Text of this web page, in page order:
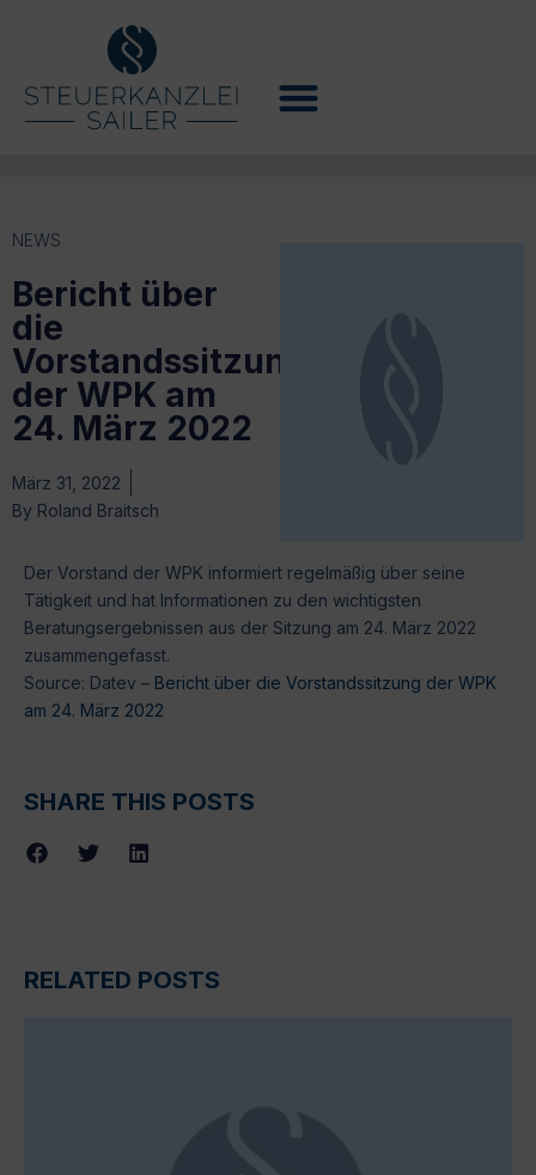
NEWS
Bericht über
die
Vorstandssitzung
der WPK am
24. März 2022
März 31, 2022
By Roland Braitsch
Der Vorstand der WPK informiert regelmäßig über seine
Tätigkeit und hat Informationen zu den wichtigsten
Beratungsergebnissen aus der Sitzung am 24. März 2022
zusammengefasst.
Source: Datev – Bericht über die Vorstandssitzung der WPK
am 24. März 2022
SHARE THIS POSTS
RELATED POSTS